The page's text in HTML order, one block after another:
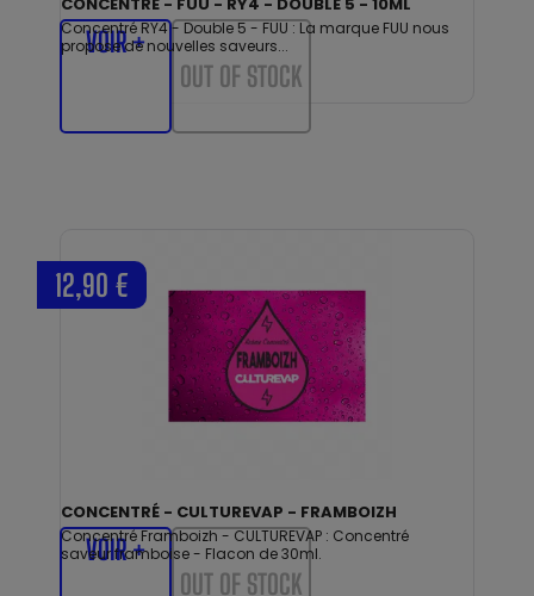
Concentré RY4 - Double 5 - FUU : La marque FUU nous
propose de nouvelles saveurs...
VOIR +
OUT OF STOCK
CONCENTRÉ - CULTUREVAP - FRAMBOIZH
Concentré Framboizh - CULTUREVAP : Concentré
saveur framboise - Flacon de 30ml.
12,90 €
VOIR +
OUT OF STOCK